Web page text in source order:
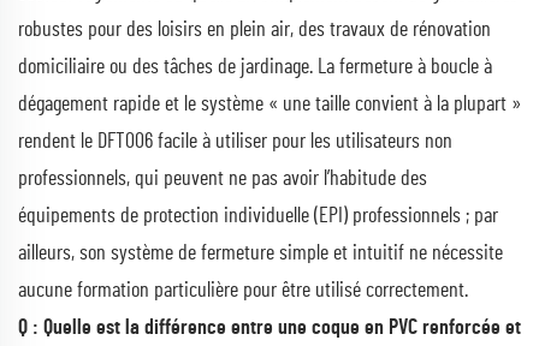
robustes pour des loisirs en plein air, des travaux de rénovation
domiciliaire ou des tâches de jardinage. La fermeture à boucle à
dégagement rapide et le système « une taille convient à la plupart »
rendent le DFT006 facile à utiliser pour les utilisateurs non
professionnels, qui peuvent ne pas avoir l’habitude des
équipements de protection individuelle (EPI) professionnels ; par
ailleurs, son système de fermeture simple et intuitif ne nécessite
aucune formation particulière pour être utilisé correctement.
Q : Quelle est la différence entre une coque en PVC renforcée et